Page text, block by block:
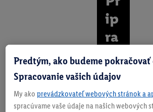
ip
ra
ve
né
na
Predtým, ako budeme pokračovať
Spracovanie vašich údajov
My ako prevádzkovateľ webových stránok a
spracúvame vaše údaje na našich webových